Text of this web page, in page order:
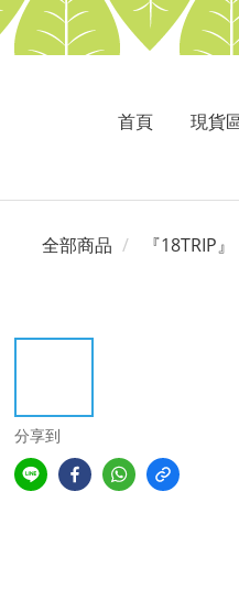
首頁 現貨
全部商品 『18TRIP』
分享到